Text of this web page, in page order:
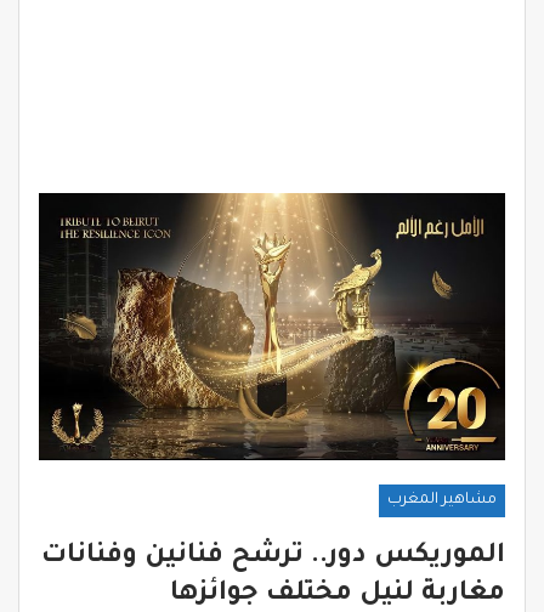
مشاهير المغرب
الموريكس دور.. ترشح فنانين وفنانات
مغاربة لنيل مختلف جوائزها